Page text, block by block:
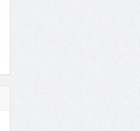
الانتخابات لن تؤثر على برامج
المجلس والشفافية هي أساس
عملنا